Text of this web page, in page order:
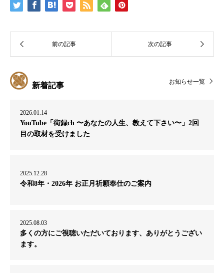
新着記事 お知らせ一覧
2026.01.14
YouTube「街録ch 〜あなたの人生、教えて下さい〜」2回
目の取材を受けました
2025.12.28
令和8年・2026年 お正月祈願奉仕のご案内
2025.08.03
多くの方にご視聴いただいております、ありがとうござい
ます。